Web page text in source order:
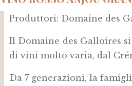
Produttori: Domaine des
Il Domaine des Galloires
di vini molto varia, dal
Da 7 generazioni, la